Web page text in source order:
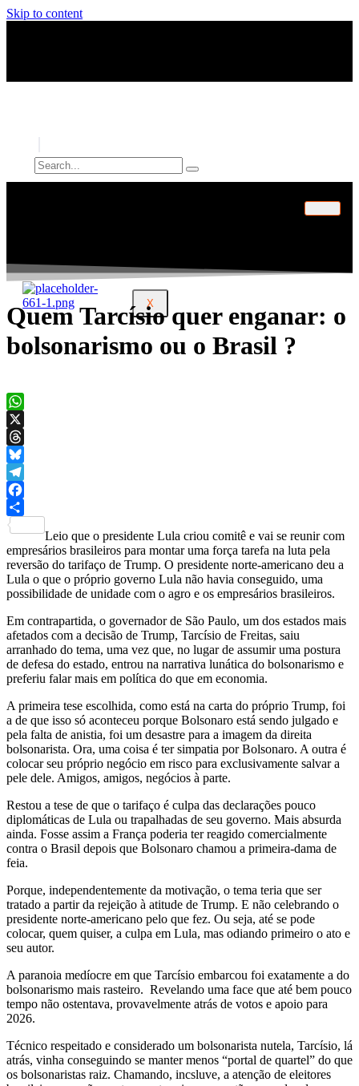
Skip to content
X
Quem Tarcísio quer enganar: o
bolsonarismo ou o Brasil ?
WhatsApp
X
Threads
Bluesky
Telegram
Facebook
Leio que o presidente Lula criou comitê e vai se reunir com
empresários brasileiros para montar uma força tarefa na luta pela
reversão do tarifaço de Trump. O presidente norte-americano deu a
Lula o que o próprio governo Lula não havia conseguido, uma
possibilidade de unidade com o agro e os empresários brasileiros.
Em contrapartida, o governador de São Paulo, um dos estados mais
afetados com a decisão de Trump, Tarcísio de Freitas, saiu
arranhado do tema, uma vez que, no lugar de assumir uma postura
de defesa do estado, entrou na narrativa lunática do bolsonarismo e
preferiu falar mais em política do que em economia.
A primeira tese escolhida, como está na carta do próprio Trump, foi
a de que isso só aconteceu porque Bolsonaro está sendo julgado e
pela falta de anistia, foi um desastre para a imagem da direita
bolsonarista. Ora, uma coisa é ter simpatia por Bolsonaro. A outra é
colocar seu próprio negócio em risco para exclusivamente salvar a
pele dele. Amigos, amigos, negócios à parte.
Restou a tese de que o tarifaço é culpa das declarações pouco
diplomáticas de Lula ou trapalhadas de seu governo. Mais absurda
ainda. Fosse assim a França poderia ter reagido comercialmente
contra o Brasil depois que Bolsonaro chamou a primeira-dama de
feia.
Porque, independentemente da motivação, o tema teria que ser
tratado a partir da rejeição à atitude de Trump. E não celebrando o
presidente norte-americano pelo que fez. Ou seja, até se pode
colocar, quem quiser, a culpa em Lula, mas odiando primeiro o ato e
seu autor.
A paranoia medíocre em que Tarcísio embarcou foi exatamente a do
bolsonarismo mais rasteiro. Revelando uma face que até bem pouco
tempo não ostentava, provavelmente atrás de votos e apoio para
2026.
Técnico respeitado e considerado um bolsonarista nutela, Tarcísio, lá
atrás, vinha conseguindo se manter menos “portal de quartel” do que
os bolsonaristas raiz. Chamando, incsluve, a atenção de eleitores